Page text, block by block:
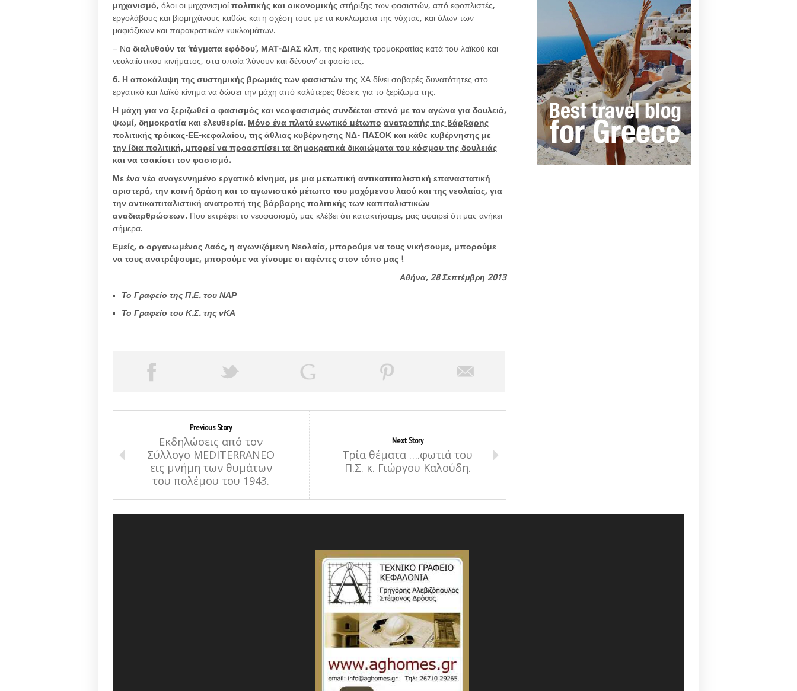
μηχανισμό, όλοι οι μηχανισμοί πολιτικής και οικονομικής στήριξης των φασιστών, από εφοπλιστές,
εργολάβους και βιομηχάνους καθώς και η σχέση τους με τα κυκλώματα της νύχτας, και όλων των
μαφιόζικων και παρακρατικών κυκλωμάτων.
– Να διαλυθούν τα ‘τάγματα εφόδου’, ΜΑΤ-ΔΙΑΣ κλπ, της κρατικής τρομοκρατίας κατά του λαϊκού και
νεολαιίστικου κινήματος, στα οποία ‘λύνουν και δένουν’ οι φασίστες.
6. Η αποκάλυψη της συστημικής βρωμιάς των φασιστών της ΧΑ δίνει σοβαρές δυνατότητες στο
εργατικό και λαϊκό κίνημα να δώσει την μάχη από καλύτερες θέσεις για το ξερίζωμα της.
Η μάχη για να ξεριζωθεί ο φασισμός και νεοφασισμός συνδέεται στενά με τον αγώνα για δουλειά,
ψωμί, δημοκρατία και ελευθερία. Μόνο ένα πλατύ ενωτικό μέτωπο ανατροπής της βάρβαρης
πολιτικής τρόικας-ΕΕ-κεφαλαίου, της άθλιας κυβέρνησης ΝΔ- ΠΑΣΟΚ και κάθε κυβέρνησης με
την ίδια πολιτική, μπορεί να προασπίσει τα δημοκρατικά δικαιώματα του κόσμου της δουλειάς
και να τσακίσει τον φασισμό.
Με ένα νέο αναγεννημένο εργατικό κίνημα, με μια μετωπική αντικαπιταλιστική επαναστατική
αριστερά, την κοινή δράση και το αγωνιστικό μέτωπο του μαχόμενου λαού και της νεολαίας, για
την αντικαπιταλιστική ανατροπή της βάρβαρης πολιτικής των καπιταλιστικών
αναδιαρθρώσεων. Που εκτρέφει το νεοφασισμό, μας κλέβει ότι κατακτήσαμε, μας αφαιρεί ότι μας ανήκει
σήμερα.
Εμείς, ο οργανωμένος Λαός, η αγωνιζόμενη Νεολαία, μπορούμε να τους νικήσουμε, μπορούμε
να τους ανατρέψουμε, μπορούμε να γίνουμε οι αφέντες στον τόπο μας !
Αθήνα, 28 Σεπτέμβρη 2013
Το Γραφείο της Π.Ε. του ΝΑΡ
Το Γραφείο του Κ.Σ. της νΚΑ
Previous Story
Εκδηλώσεις από τον
Σύλλογο MEDITERRANEO
εις μνήμη των θυμάτων
του πολέμου του 1943.
Next Story
Τρία θέματα ….φωτιά του
Π.Σ. κ. Γιώργου Καλούδη.